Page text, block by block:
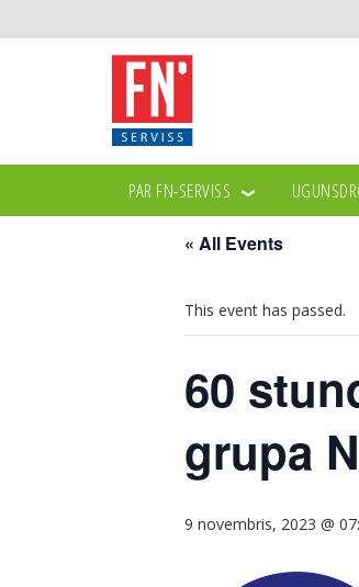
PAR FN-SERVISS
« All Events
This event has passed.
60
grupa
9 novembris, 2023 @